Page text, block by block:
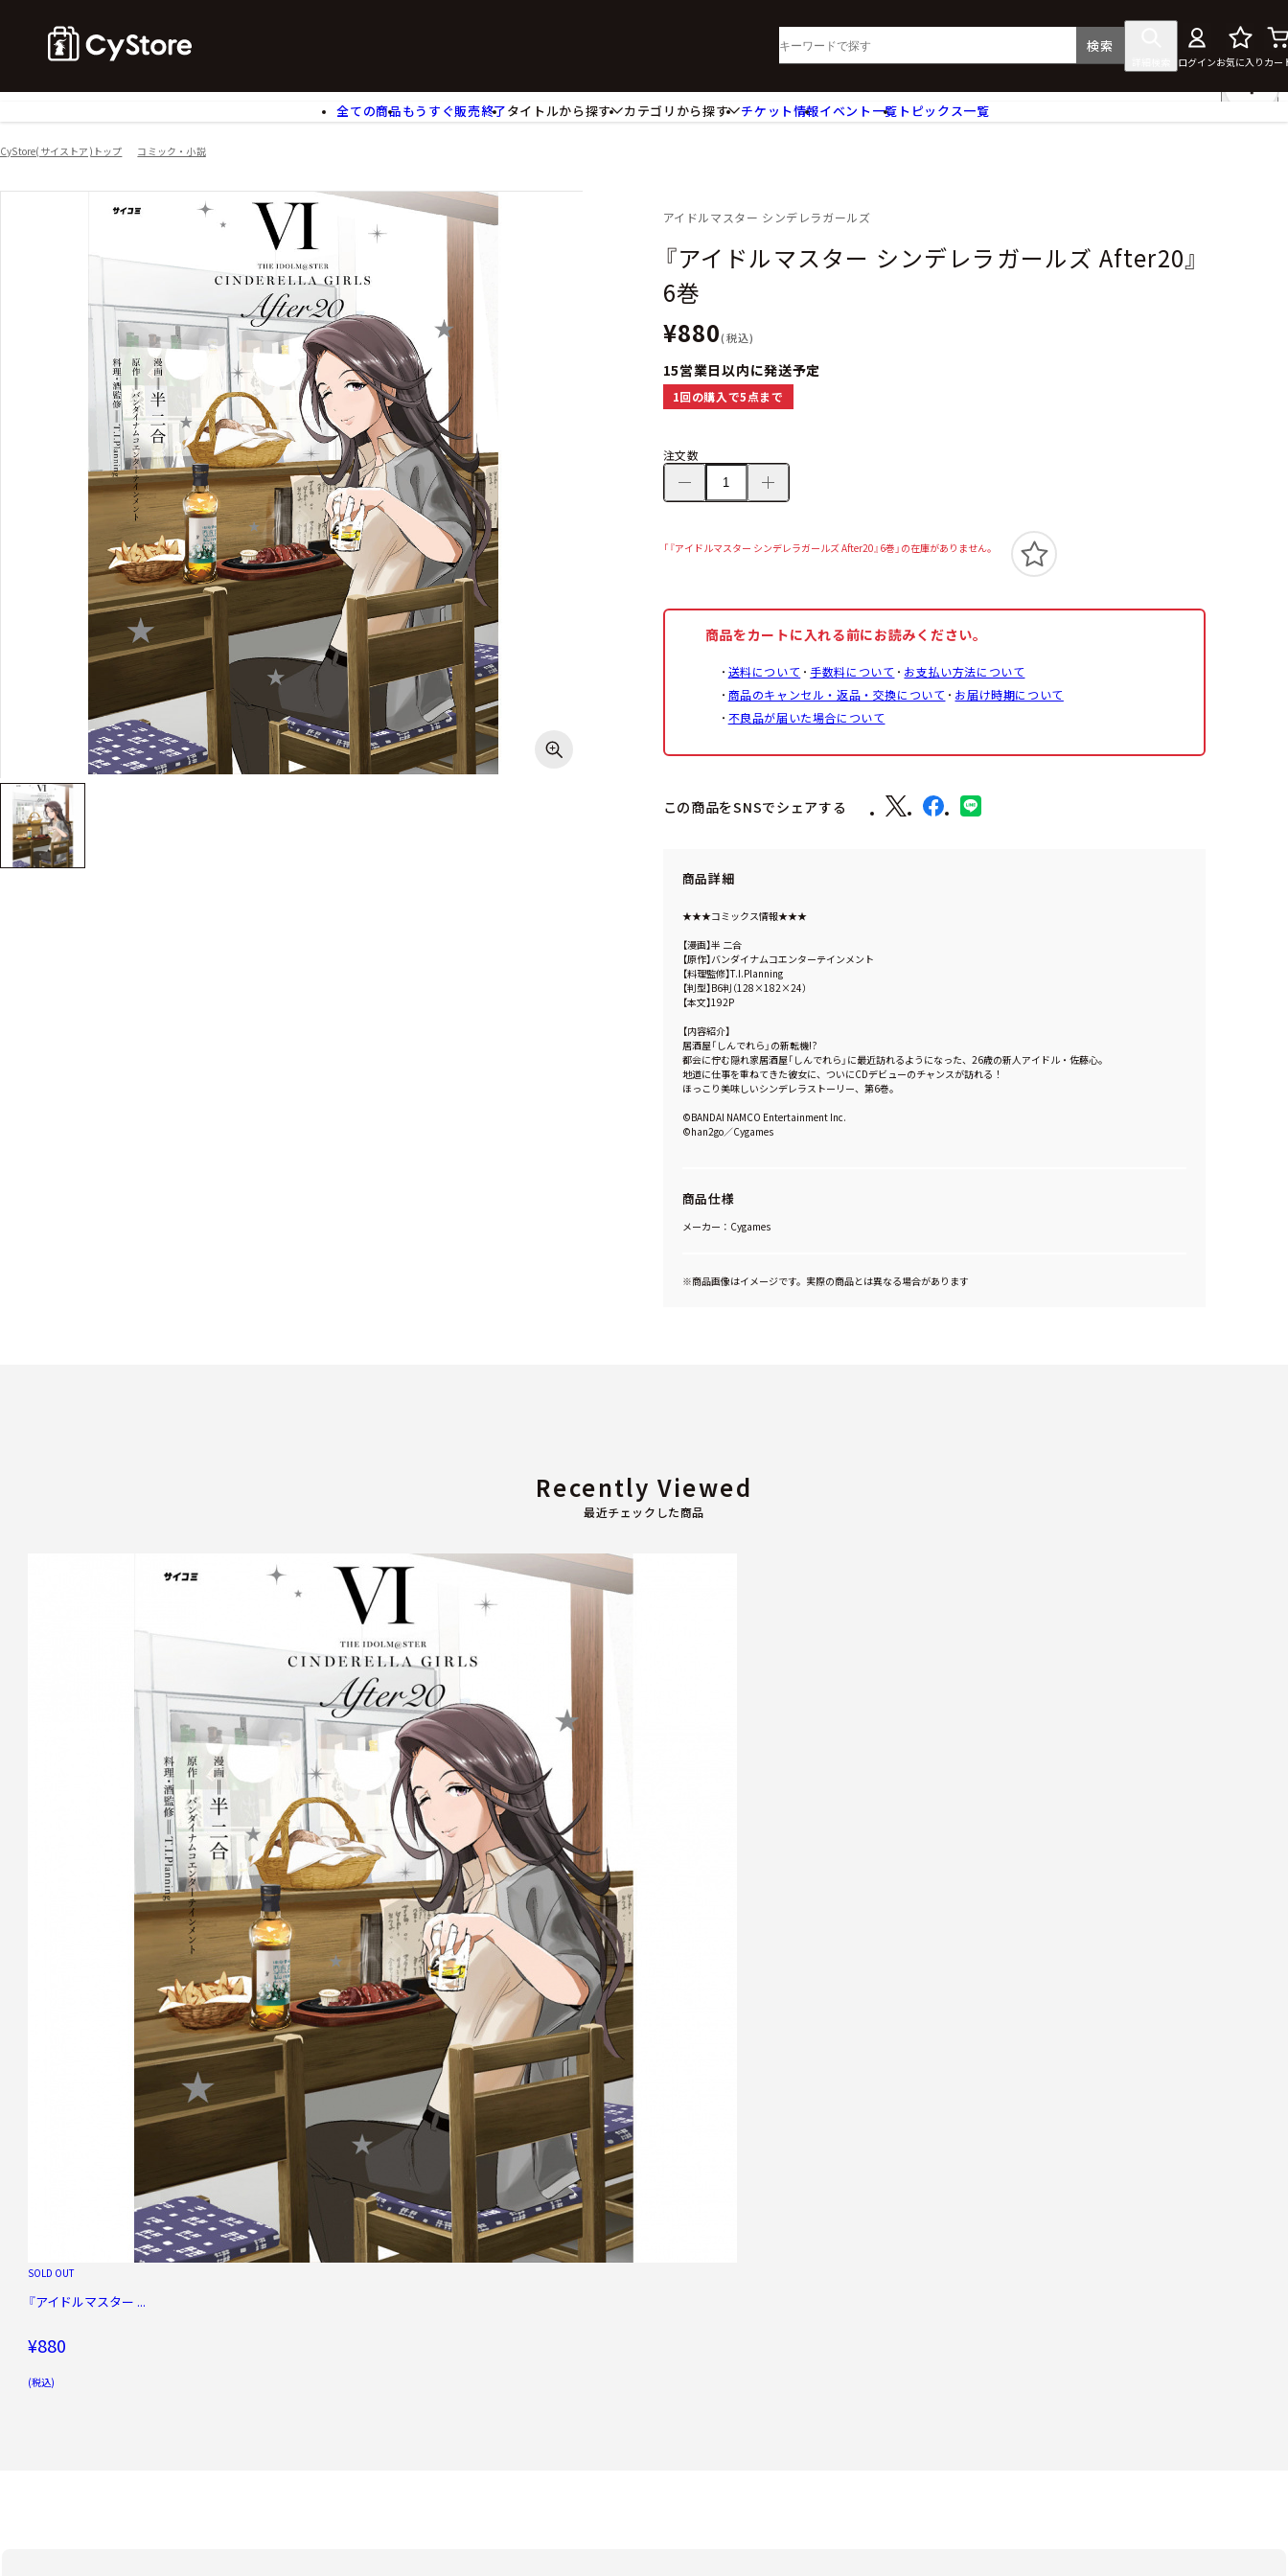
検索
ログインお気に入り カー
全ての商品もうすぐ販売終了タイトルから探す
カテゴリから探す
アクリルスタンド
アームサポーター
ブレードホルダー カードスリーブ・カード収納ケース
食玩
アパレル小物
アクセサリー
コミック・小説
チケット
チケット情報イベント一覧 トピックス一覧
CyStore(サイストア)トップ コミック・小説
アイドルマスター シンデレラガールズ
『アイドルマスター シンデレラガールズ After20』
6巻
¥880(税込)
15営業日以内に発送予定
1回の購入で5点まで
注文数
「『アイドルマスター シンデレラガールズ After20』6巻」の在庫がありません。
商品をカートに入れる前にお読みください。
送料について 手数料について
お支払い方法について
商品のキャンセル・返品・交換について
お届け時期について
不良品が届いた場合について
この商品をSNSでシェアする
商品詳細
★★★コミックス情報★★★
【漫画】半 二合
【原作】バンダイナムコエンターテインメント
【料理監修】T.I.Planning
【判型】B6判（128×182×24）
【本文】192P
【内容紹介】
居酒屋「しんでれら」の新転機!?
都会に佇む隠れ家居酒屋「しんでれら」に最近訪れるようになった、26歳の新人アイドル・佐藤心。
地道に仕事を重ねてきた彼女に、ついにCDデビューのチャンスが訪れる！
ほっこり美味しいシンデレラストーリー、第6巻。
©BANDAI NAMCO Entertainment Inc.
©han2go／Cygames
商品仕様
メーカー：Cygames
※商品画像はイメージです。実際の商品とは異なる場合があります
最近チェックした商品
Recently Viewed
SOLD OUT
『アイドルマスター ...
¥880
(税込)